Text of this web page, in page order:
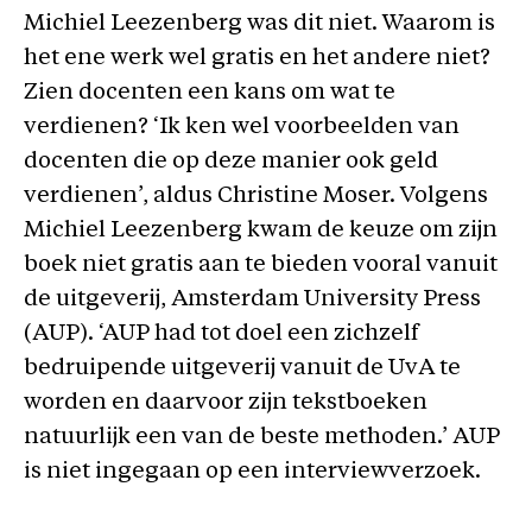
Michiel Leezenberg was dit niet. Waarom is
het ene werk wel gratis en het andere niet?
Zien docenten een kans om wat te
verdienen? ‘Ik ken wel voorbeelden van
docenten die op deze manier ook geld
verdienen’, aldus Christine Moser. Volgens
Michiel Leezenberg kwam de keuze om zijn
boek niet gratis aan te bieden vooral vanuit
de uitgeverij, Amsterdam University Press
(AUP). ‘AUP had tot doel een zichzelf
bedruipende uitgeverij vanuit de UvA te
worden en daarvoor zijn tekstboeken
natuurlijk een van de beste methoden.’ AUP
is niet ingegaan op een interviewverzoek.